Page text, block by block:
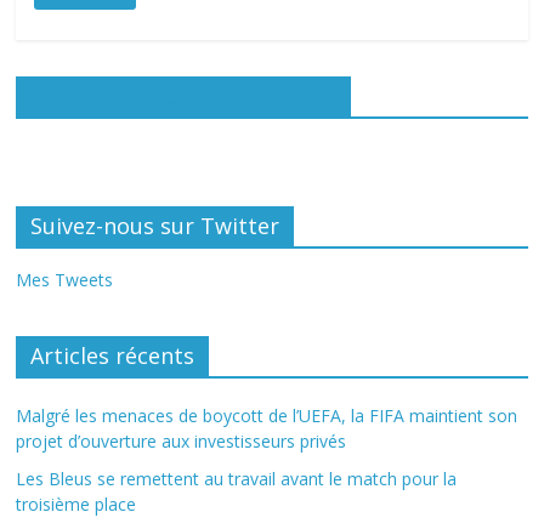
Suivez-nous sur Twitter
Mes Tweets
Articles récents
Malgré les menaces de boycott de l’UEFA, la FIFA maintient son
projet d’ouverture aux investisseurs privés
Les Bleus se remettent au travail avant le match pour la
troisième place